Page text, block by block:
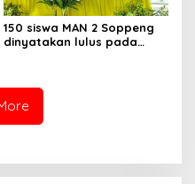
150 siswa MAN 2 Soppeng
dinyatakan lulus pada